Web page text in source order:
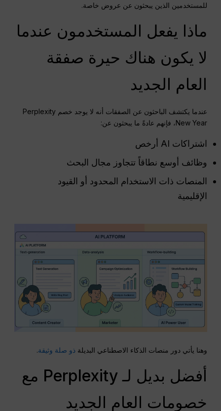
للمستخدمين الذين يبحثون عن عروض خاصة.
ماذا يفعل المستخدمون عندما
لا يكون هناك حيرة صفقة
العام الجديد
عندما يكتشف الباحثون عن الصفقات أنه لا يوجد خصم Perplexity
New Year، فإنهم عادةً ما يبحثون عن:
اشتراكات AI أرخص
وظائف أوسع نطاقاً تتجاوز مجال البحث
المنصات ذات الاستخدام المحدود أو القيود
الإقليمية
وهنا يأتي دور منصات الذكاء الاصطناعي البديلةذو صلة وثيقة.
أفضل بديل لـ Perplexity مع
خصومات العام الجديد